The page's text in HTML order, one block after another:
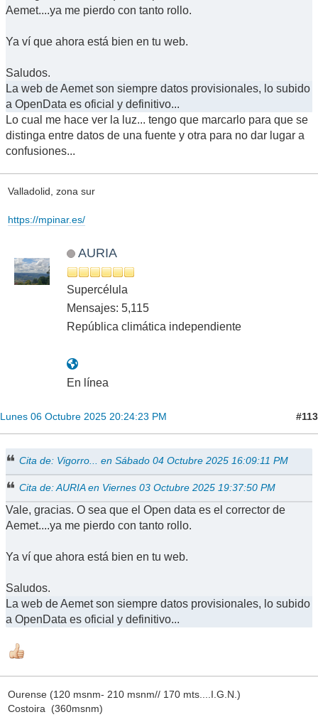
Aemet....ya me pierdo con tanto rollo.
Ya ví que ahora está bien en tu web.
Saludos.
La web de Aemet son siempre datos provisionales, lo subido
a OpenData es oficial y definitivo...
Lo cual me hace ver la luz... tengo que marcarlo para que se
distinga entre datos de una fuente y otra para no dar lugar a
confusiones...
Valladolid, zona sur
https://mpinar.es/
AURIA
Supercélula
Mensajes: 5,115
República climática independiente
En línea
Lunes 06 Octubre 2025 20:24:23 PM #113
Cita de: Vigorro... en Sábado 04 Octubre 2025 16:09:11 PM
Cita de: AURIA en Viernes 03 Octubre 2025 19:37:50 PM
Vale, gracias. O sea que el Open data es el corrector de
Aemet....ya me pierdo con tanto rollo.
Ya ví que ahora está bien en tu web.
Saludos.
La web de Aemet son siempre datos provisionales, lo subido
a OpenData es oficial y definitivo...
Ourense (120 msnm- 210 msnm// 170 mts....I.G.N.)
Costoira (360msnm)